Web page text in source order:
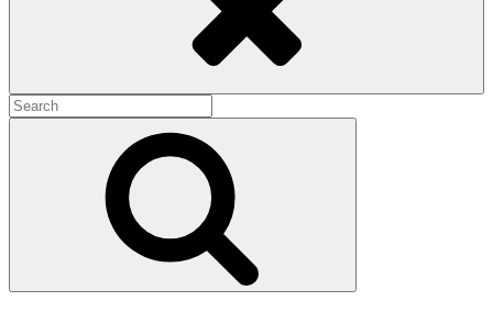
Search
for: